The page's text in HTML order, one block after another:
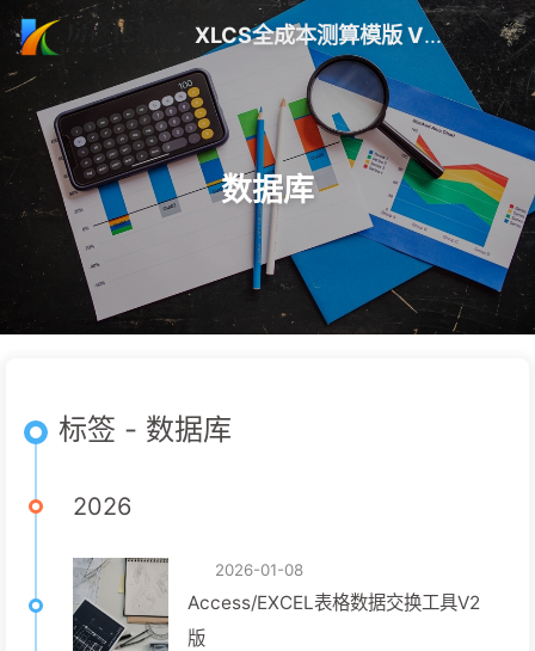
XLCS全成本测算模版 V10 更新 | 房产快测算
数据库
标签 - 数据库
2026
2026-01-08
Access/EXCEL表格数据交换工具V2
版